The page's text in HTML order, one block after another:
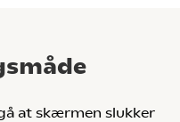
at skærmen slukker